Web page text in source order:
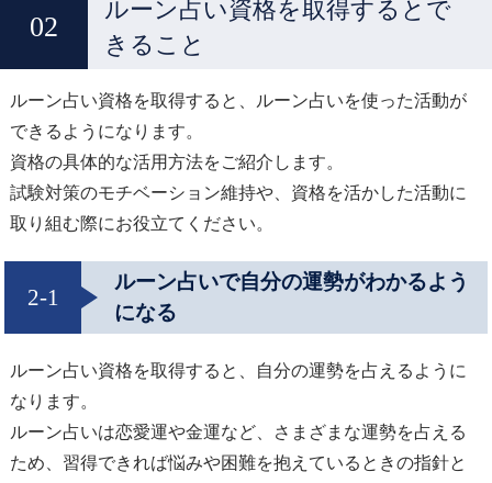
ルーン占い資格を取得するとで
きること
ルーン占い資格を取得すると、ルーン占いを使った活動が
できるようになります。
資格の具体的な活用方法をご紹介します。
試験対策のモチベーション維持や、資格を活かした活動に
取り組む際にお役立てください。
2-1
ルーン占いで自分の運勢がわかるよう
になる
ルーン占い資格を取得すると、自分の運勢を占えるように
なります。
ルーン占いは恋愛運や金運など、さまざまな運勢を占える
ため、習得できれば悩みや困難を抱えているときの指針と